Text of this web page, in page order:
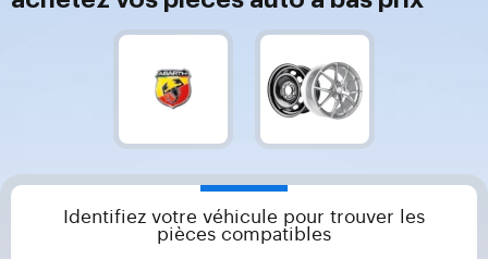
Identifiez votre véhicule pour trouver les
pièces compatibles